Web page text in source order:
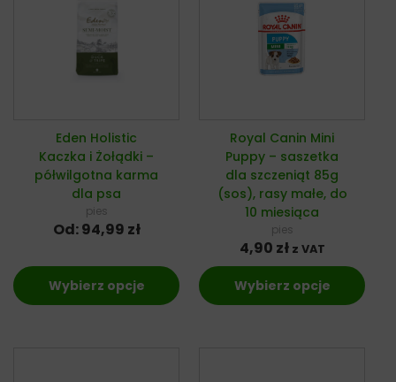
Eden Holistic
Kaczka i Żołądki –
półwilgotna karma
dla psa
pies
Od:94,99 zł
Wybierz opcje
Royal Canin Mini
Puppy – saszetka
dla szczeniąt 85g
(sos), rasy małe, do
10 miesiąca
pies
4,90 zł z VAT
Wybierz opcje